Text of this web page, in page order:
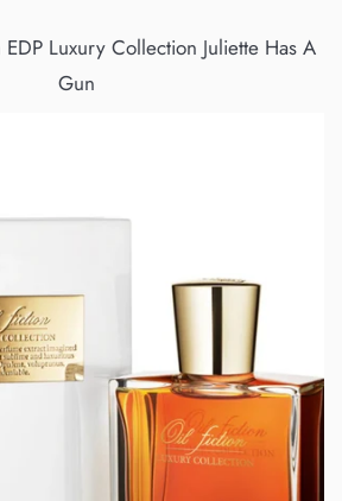
Luxury Collection Juliette Has A
Gun